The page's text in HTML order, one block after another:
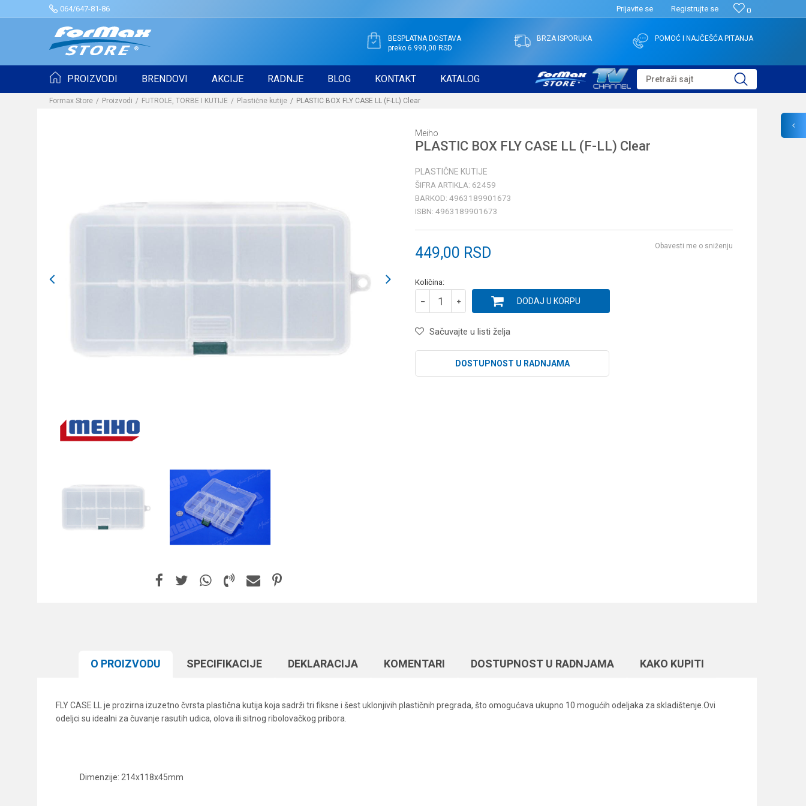
064/647-81-86 0
Prijavite se Registrujte se
BESPLATNA DOSTAVA
preko 6.990,00 RSD
BRZA ISPORUKA POMOĆ I NAJČEŠĆA PITANJA
PROIZVODI BRENDOVI AKCIJE RADNJE BLOG KONTAKT KATALOG Pretraži sajt
Formax Store Proizvodi FUTROLE, TORBE I KUTIJE Plastične kutije PLASTIC BOX FLY CASE LL (F-LL) Clear
Meiho
PLASTIC BOX FLY CASE LL (F-LL) Clear
PLASTIČNE KUTIJE
ŠIFRA ARTIKLA: 62459
BARKOD: 4963189901673
ISBN: 4963189901673
449,00 RSD Obavesti me o sniženju
Količina:
DODAJ U KORPU
Sačuvajte u listi želja
DOSTUPNOST U RADNJAMA
O PROIZVODU SPECIFIKACIJЕ DEKLARACIJA KOMENTARI DOSTUPNOST U RADNJAMA KAKO KUPITI
FLY CASE LL je prozirna izuzetno čvrsta plastična kutija koja sadrži tri fiksne i šest uklonjivih plastičnih pregrada, što omogućava ukupno 10 mogućih odeljaka za skladištenje.Ovi
odeljci su idealni za čuvanje rasutih udica, olova ili sitnog ribolovačkog pribora.
Dimenzije: 214x118x45mm